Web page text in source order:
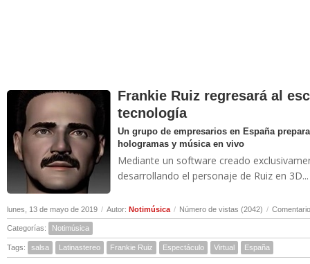
Frankie Ruiz regresará al
tecnología
Un grupo de empresarios en España
hologramas y música en vivo
Mediante un software creado
desarrollando el personaje de Ruiz en 3D...
lunes, 13 de mayo de 2019 / Autor: Notimúsica / Número de vistas (2042) /
Categorías: Notimúsica
Tags: salsa Latinastereo Frankie Ruiz Espectáculo Virtual España